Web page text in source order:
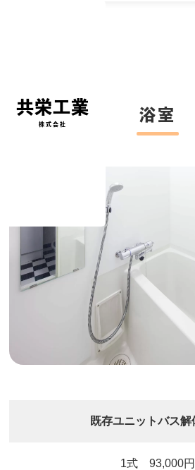
共栄工業
株式会社
浴室
既存ユニットバス解
1式 93,000円